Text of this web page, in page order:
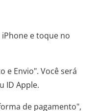
iPhone e toque no
e Envio". Você será
ID Apple.
de pagamento",